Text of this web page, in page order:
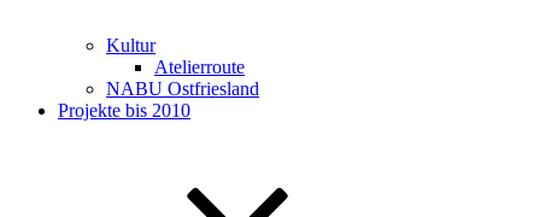
Kultur
Atelierroute
NABU Ostfriesland
Projekte bis 2010